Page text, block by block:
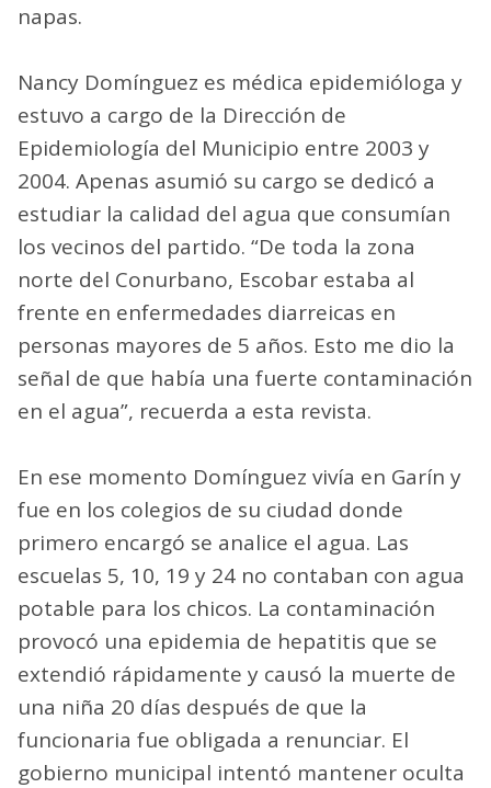
napas.
Nancy Domínguez es médica epidemióloga y
estuvo a cargo de la Dirección de
Epidemiología del Municipio entre 2003 y
2004. Apenas asumió su cargo se dedicó a
estudiar la calidad del agua que consumían
los vecinos del partido. “De toda la zona
norte del Conurbano, Escobar estaba al
frente en enfermedades diarreicas en
personas mayores de 5 años. Esto me dio la
señal de que había una fuerte contaminación
en el agua”, recuerda a esta revista.
En ese momento Domínguez vivía en Garín y
fue en los colegios de su ciudad donde
primero encargó se analice el agua. Las
escuelas 5, 10, 19 y 24 no contaban con agua
potable para los chicos. La contaminación
provocó una epidemia de hepatitis que se
extendió rápidamente y causó la muerte de
una niña 20 días después de que la
funcionaria fue obligada a renunciar. El
gobierno municipal intentó mantener oculta